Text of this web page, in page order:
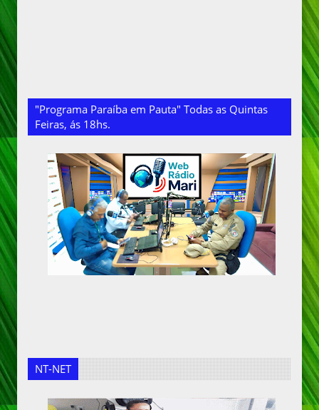
"Programa Paraíba em Pauta" Todas as Quintas
Feiras, ás 18hs.
NT-NET